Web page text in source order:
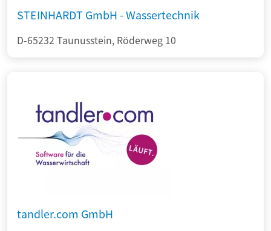
STEINHARDT GmbH - Wassertechnik
D-65232 Taunusstein, Röderweg 10
tandler.com GmbH